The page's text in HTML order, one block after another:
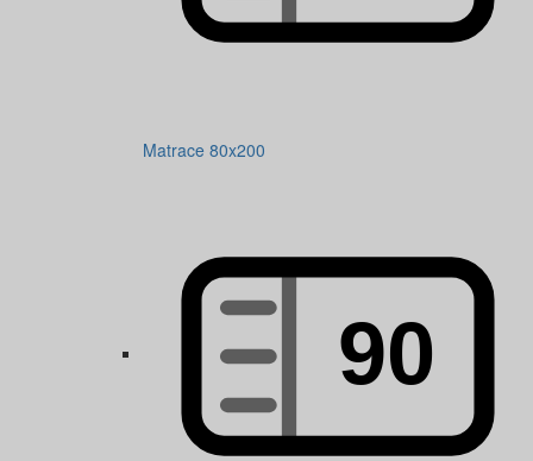
Matrace 80x200